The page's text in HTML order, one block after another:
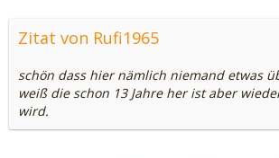
Zitat von Rufi1965
schön dass hier nämlich niemand etwas
weiß die schon 13 Jahre her ist aber
wird.